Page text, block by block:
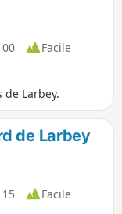
00
Facile
Larbey.
de Larbey
15
Facile